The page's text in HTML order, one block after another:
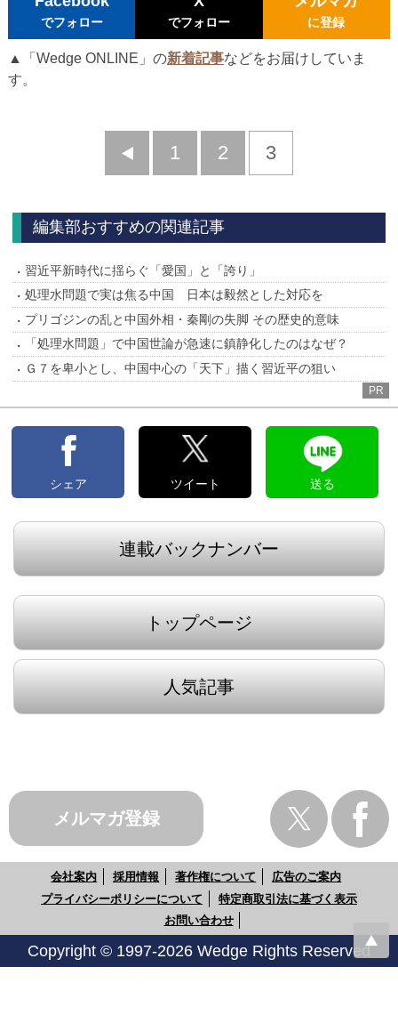
でフォロー でフォロー に登録
▲「Wedge ONLINE」の新着記事などをお届けしていま
す。
前
1 2 3
編集部おすすめの関連記事
習近平新時代に揺らぐ「愛国」と「誇り」
処理水問題で実は焦る中国 日本は毅然とした対応を
プリゴジンの乱と中国外相・秦剛の失脚 その歴史的意味
「処理水問題」で中国世論が急速に鎮静化したのはなぜ？
Ｇ７を卑小とし、中国中心の「天下」描く習近平の狙い
PR
シェア ツイート 送る
連載バックナンバー
トップページ
人気記事
メルマガ登録
会社案内 採用情報 著作権について
広告のご案内
プライバシーポリシーについて
特定商取引法に基づく表示
お問い合わせ
Copyright © 1997-2026 Wedge Rights Reserved